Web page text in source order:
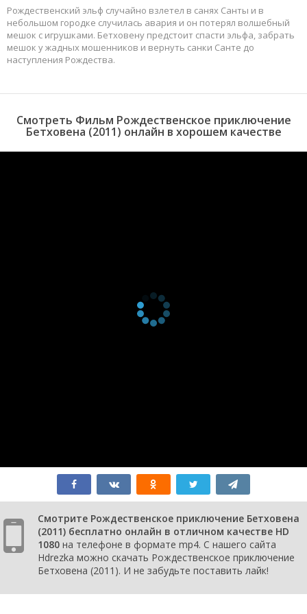
Рождественский эльф случайно взлетел в санях Санты и в
небольшом городке случилась авария и он потерял волшебный
мешок с игрушками. Бетховену предстоит спасти эльфа, забрать
мешок у жадных мошенников и вернуть санки Санте до
наступления Рождества.
Смотреть Фильм Рождественское приключение
Бетховена (2011) онлайн в хорошем качестве
Смотрите Рождественское приключение Бетховена
(2011) бесплатно онлайн в отличном качестве HD
1080 на телефоне в формате mp4. С нашего сайта
Hdrezka можно скачать Рождественское приключение
Бетховена (2011). И не забудьте поставить лайк!